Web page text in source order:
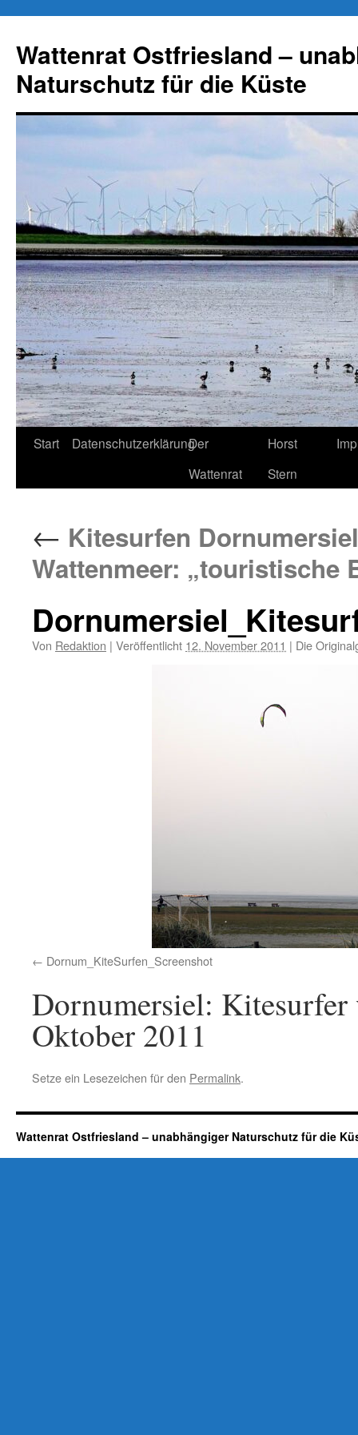
springen
Wattenrat Ostfriesland –
Naturschutz für die Küste
Start DatenschutzerklärungDer
Wattenrat
Horst
Stern
← Kitesurfen
Wattenmeer: „touristische
Von Redaktion | Veröffentlicht 12. November 2011 | Die
Dornum_KiteSurfen_Screenshot
Dornumersiel: Kitesurfer
Oktober 2011
Setze ein Lesezeichen für den Permalink.
Wattenrat Ostfriesland – unabhängiger Naturschutz für die